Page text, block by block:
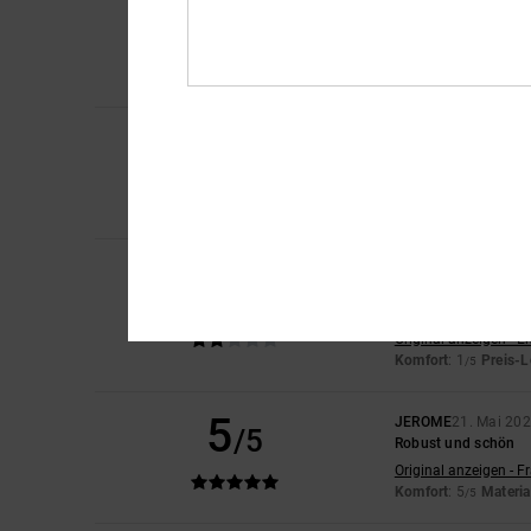
Original anzeigen -
Komfort: 1 /5 Preis-
5/5
JEROME21. Mai
Robust und schön
Original anzeigen -
Komfort: 5/5